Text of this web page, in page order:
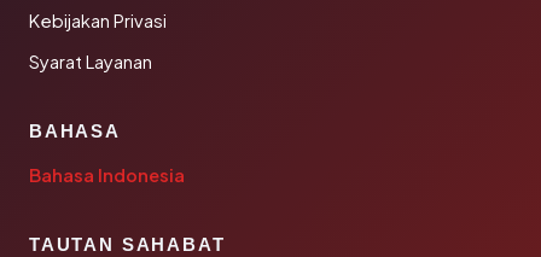
Kebijakan Privasi
Syarat Layanan
BAHASA
Bahasa Indonesia
TAUTAN SAHABAT